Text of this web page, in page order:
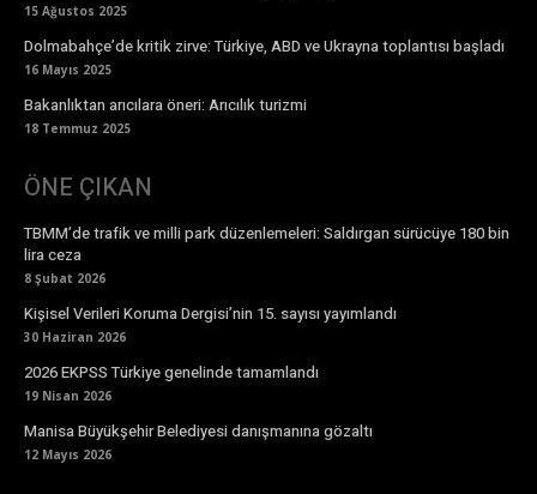
15 Ağustos 2025
Dolmabahçe’de kritik zirve: Türkiye, ABD ve Ukrayna toplantısı başladı
16 Mayıs 2025
Bakanlıktan arıcılara öneri: Arıcılık turizmi
18 Temmuz 2025
ÖNE ÇIKAN
TBMM’de trafik ve milli park düzenlemeleri: Saldırgan sürücüye 180 bin
lira ceza
8 Şubat 2026
Kişisel Verileri Koruma Dergisi’nin 15. sayısı yayımlandı
30 Haziran 2026
2026 EKPSS Türkiye genelinde tamamlandı
19 Nisan 2026
Manisa Büyükşehir Belediyesi danışmanına gözaltı
12 Mayıs 2026